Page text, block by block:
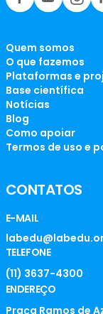
Quem somos
O que fazemos
Plataformas e
Base científica
Notícias
Blog
Como apoiar
Termos de uso e
CONTATOS
E-MAIL
TELEFONE
(11) 3637-4300
ENDEREÇO
Praça Ramos de